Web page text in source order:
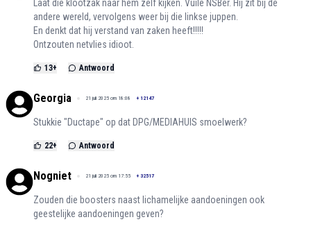
Laat die klootzak naar hem zelf kijken. Vuile NSBer. Hij zit bij de
andere wereld, vervolgens weer bij die linkse juppen.
En denkt dat hij verstand van zaken heeft!!!!!
Ontzouten netvlies idioot.
13+ Antwoord
Georgia 21 juli 2025 om 18:08 + 12147
Stukkie "Ductape" op dat DPG/MEDIAHUIS smoelwerk?
22+ Antwoord
Nogniet 21 juli 2025 om 17:55 + 32517
Zouden die boosters naast lichamelijke aandoeningen ook
geestelijke aandoeningen geven?